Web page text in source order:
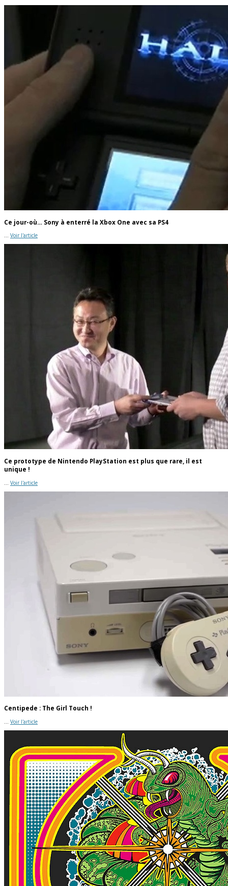
Ce jour-où… Sony à enterré la Xbox One avec sa PS4
... Voir l'article
Ce prototype de Nintendo PlayStation est plus que rare, il est
unique !
Voir l'article
Centipede : The Girl Touch !
... Voir l'article